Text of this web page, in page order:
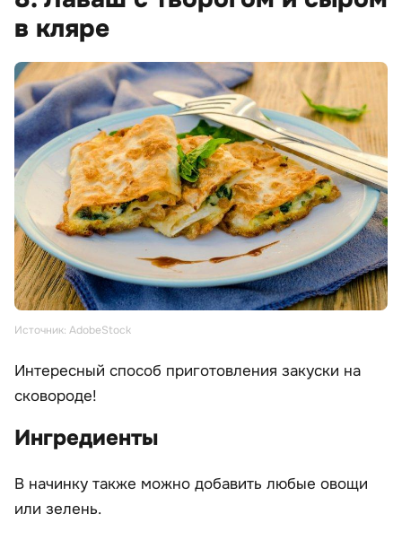
в кляре
Источник: AdobeStock
Интересный способ приготовления закуски на
сковороде!
Ингредиенты
В начинку также можно добавить любые овощи
или зелень.